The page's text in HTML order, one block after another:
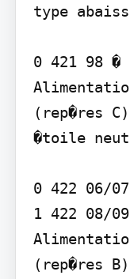
type
0 421 98
(rep�res
�toile
0 422 06/
1 422 08/09
(rep�res